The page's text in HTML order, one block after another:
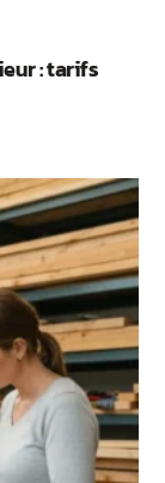
: tarifs